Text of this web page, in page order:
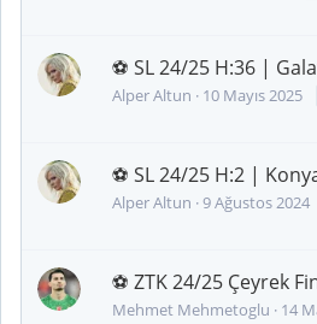
⚽ SL 24/25 H:36 |
Alper Altun 10 Mayıs 2025
⚽ SL 24/25 H:2 |
Alper Altun 9 Ağustos 2024
⚽ ZTK 24/25 Çeyrek
Mehmet Mehmetoglu 14